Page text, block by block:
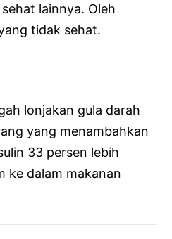
lainnya. Oleh
tidak sehat.
lonjakan gula darah
yang menambahkan
33 persen lebih
ke dalam makanan